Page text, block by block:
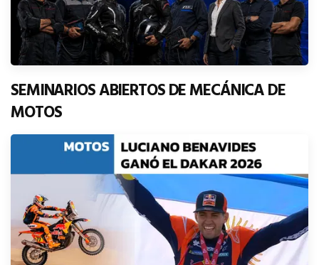
SEMINARIOS ABIERTOS DE MECÁNICA DE
MOTOS